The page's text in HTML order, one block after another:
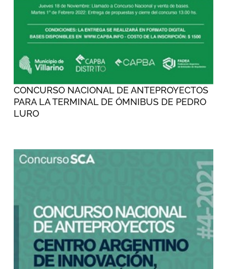
CONCURSO NACIONAL DE ANTEPROYECTOS
PARA LA TERMINAL DE ÓMNIBUS DE PEDRO
LURO